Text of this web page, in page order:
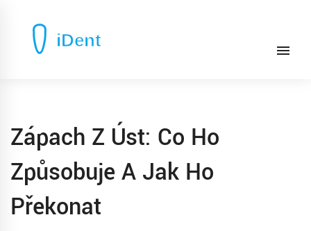
Zápach Z Úst: Co Ho
Způsobuje A Jak Ho
Překonat